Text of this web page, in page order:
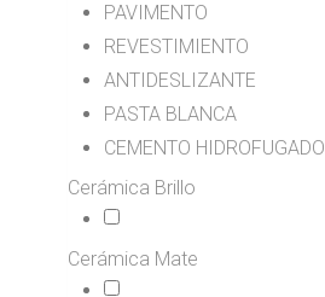
PAVIMENTO
REVESTIMIENTO
ANTIDESLIZANTE
PASTA BLANCA
CEMENTO HIDROFUGADO
Cerámica Brillo
Cerámica Mate